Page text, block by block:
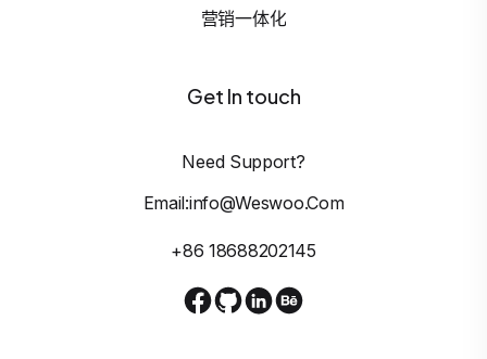
营销一体化
Get In touch
Need Support?
Email:info@weswoo.com
+86 18688202145